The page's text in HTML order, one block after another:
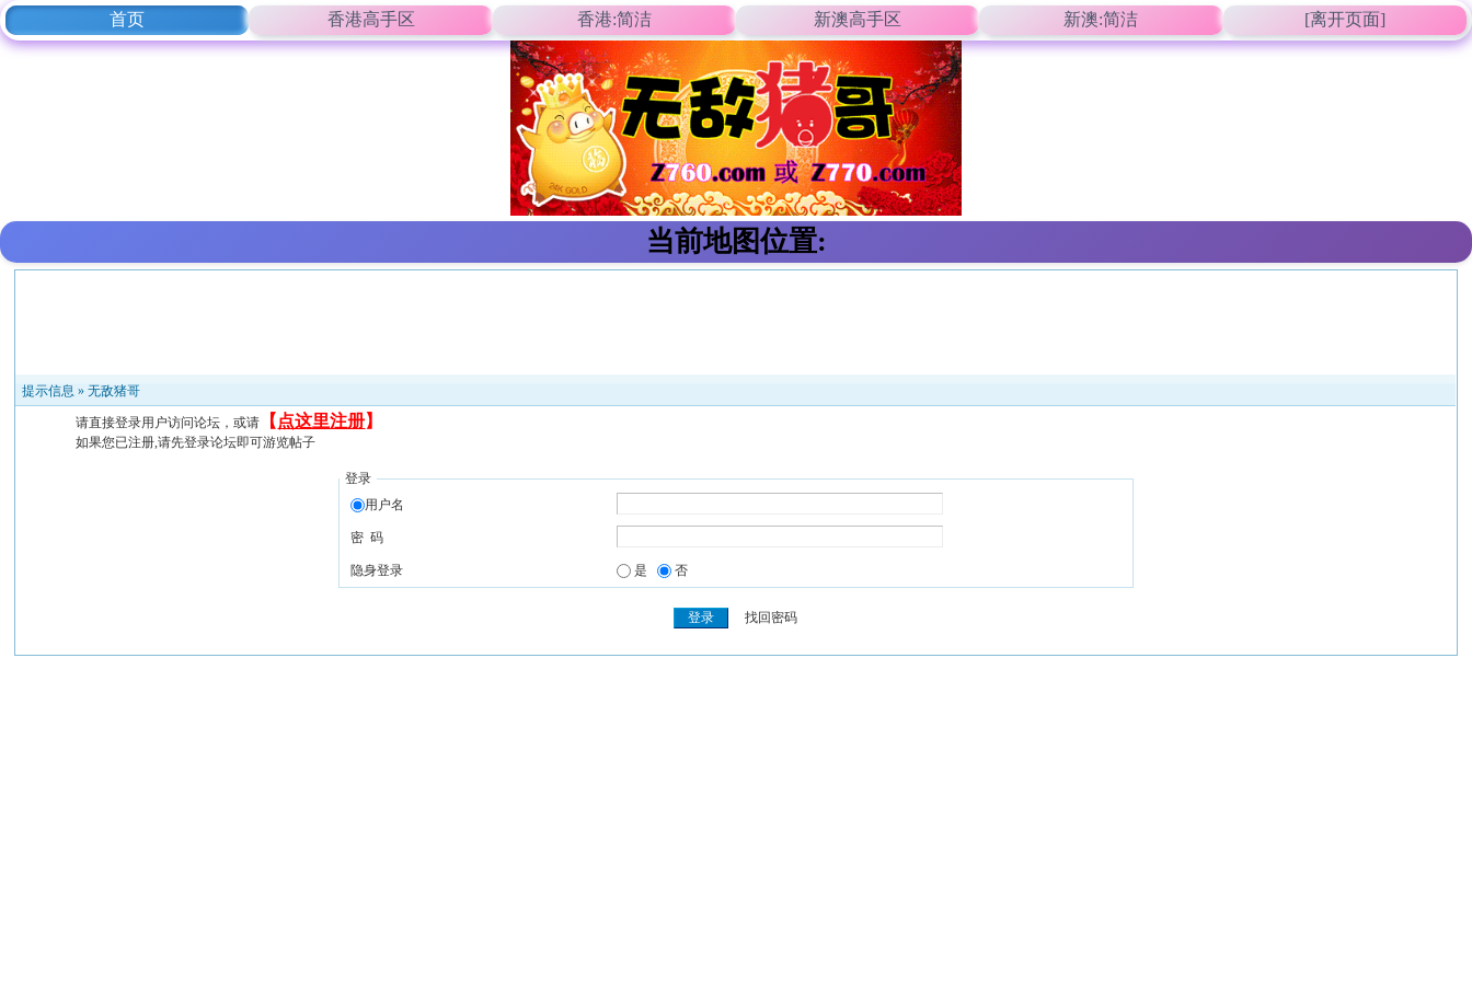
首页 香港高手区 香港:简洁 新澳高手区 新澳:简洁 [离开页面]
当前地图位置:
提示信息 »无敌猪哥
请直接登录用户访问论坛，或请 【 点这里注册】
如果您已注册,请先登录论坛即可游览帖子
登录
用户名
密 码
隐身登录 是 否
找回密码